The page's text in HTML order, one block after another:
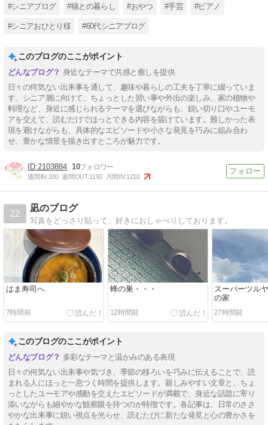
#シニアブログ #猫との暮らし #おやつ #手芸 #ピアノ
#シニアおひとり様 #60代シニアブログ
このブログのここがポイント
身近なテーマで共感と癒しを提供
日々の何気ない出来事を通して、趣味や暮らしの工夫を丁寧に綴っていま
す。シニア層に向けて、ちょっとした習い事や外出の楽しみ、家の植物や
料理など、身近に感じられるテーマを選びながらも、鋭い切り口やユーモ
アを交えて、読むだけでほっとできる内容を届けています。難しかった表
現を避けながらも、具体的なエピソードや小さな発見を巧みに組み合わ
せ、豊かな情景を描き出すところが魅力です。
2103884 10
週間IN:330 週間OUT:1190 月間IN:1210
22
凪のブログ
写真をどっさり貼って、好きにおしゃべりしております。
はま寿司へ
7時間前
蜂の巣・・・
12時間前
スーパーツル
の家
27時間前
このブログのここがポイント
多彩なテーマと温かみのある表現
日々の何気ない出来事や気づき、季節の移ろいを巧みに伝えることで、読
まれる人にほっと一息つく時間を提供します。親しみやすい文章と、ちょ
っとしたユーモアや感動を交えたエピソードが満載で、身近な話題に寄り
添いながらも細やかな観察眼を持つのが特徴です。各記事は、日常のささ
やかな出来事に鋭い視点を光らせ、読むたびに新たな発見と心の豊かさを